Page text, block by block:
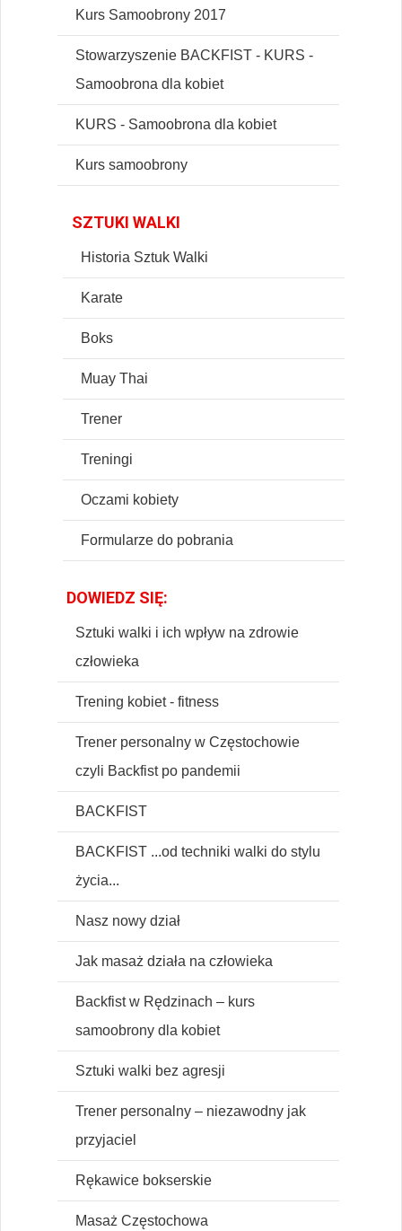
Kurs Samoobrony 2017
Stowarzyszenie BACKFIST - KURS -
Samoobrona dla kobiet
KURS - Samoobrona dla kobiet
Kurs samoobrony
SZTUKI WALKI
Historia Sztuk Walki
Karate
Boks
Muay Thai
Trener
Treningi
Oczami kobiety
Formularze do pobrania
DOWIEDZ SIĘ:
Sztuki walki i ich wpływ na zdrowie
człowieka
Trening kobiet - fitness
Trener personalny w Częstochowie
czyli Backfist po pandemii
BACKFIST
BACKFIST ...od techniki walki do stylu
życia...
Nasz nowy dział
Jak masaż działa na człowieka
Backfist w Rędzinach – kurs
samoobrony dla kobiet
Sztuki walki bez agresji
Trener personalny – niezawodny jak
przyjaciel
Rękawice bokserskie
Masaż Częstochowa